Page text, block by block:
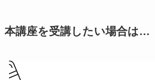
本講座を受講したい場合は…